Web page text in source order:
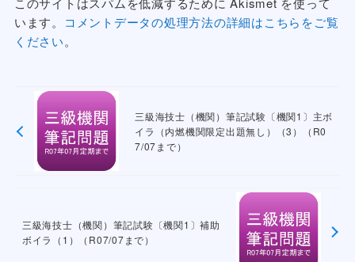
います。 コメントデータの処理方法の詳細はこちらをご覧
ください。
三級海技士（機関）筆記試験〔機関1〕主ボ
イラ（内燃機関限定出題無し）（3）（R0
7/07まで）
三級海技士（機関）筆記試験〔機関1〕補助
ボイラ（1）（R07/07まで）